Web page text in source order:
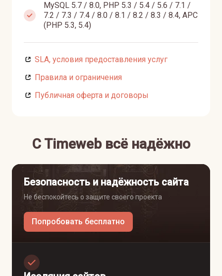
MySQL 5.7 / 8.0, PHP 5.3 / 5.4 / 5.6 / 7.1 /
7.2 / 7.3 / 7.4 / 8.0 / 8.1 / 8.2 / 8.3 / 8.4, APC
(PHP 5.3, 5.4)
SLA, условия предоставления услуг
Правила и ограничения
Публичная оферта и договоры
C Timeweb всё надёжно
Безопасность и надёжность сайта
Не беспокойтесь о защите своего проекта
Попробовать бесплатно